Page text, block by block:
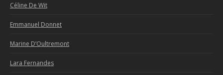
Céline De Wit
Emmanuel Donnet
Marine D’Oultremont
Lara Fernandes